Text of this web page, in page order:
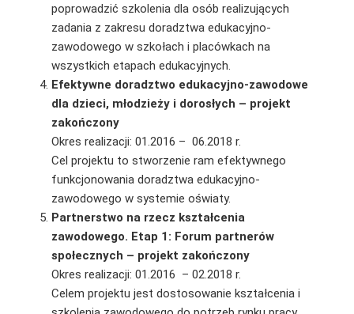
poprowadzić szkolenia dla osób realizujących
zadania z zakresu doradztwa edukacyjno-
zawodowego w szkołach i placówkach na
wszystkich etapach edukacyjnych.
Efektywne doradztwo edukacyjno-zawodowe
dla dzieci, młodzieży i dorosłych – projekt
zakończony
Okres realizacji: 01.2016 – 06.2018 r.
Cel projektu to stworzenie ram efektywnego
funkcjonowania doradztwa edukacyjno-
zawodowego w systemie oświaty.
Partnerstwo na rzecz kształcenia
zawodowego. Etap 1: Forum partnerów
społecznych – projekt zakończony
Okres realizacji: 01.2016 – 02.2018 r.
Celem projektu jest dostosowanie kształcenia i